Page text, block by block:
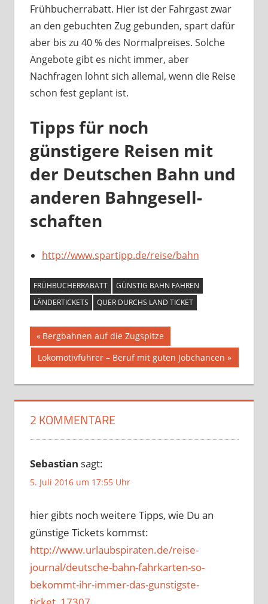
Frühbucherrabatt. Hier ist der Fahrgast zwar
an den gebuchten Zug gebunden, spart dafür
aber bis zu 40 % des Normalpreises. Solche
Angebote gibt es nicht immer, aber
Nachfragen lohnt sich allemal, wenn die Reise
schon fest geplant ist.
Tipps für noch
günstigere Reisen mit
der Deutschen Bahn und
anderen Bahn­gesell­
schaften
http://www.spartipp.de/reise/bahn
FRÜHBUCHERRABATT
GÜNSTIG BAHN FAHREN
LÄNDERTICKETS
QUER DURCHS LAND TICKET
Beitragsnavigation
Vorheriger
Beitrag:
Bergbahnen auf die Zugspitze
Nächster
Beitrag:
Lokomotivführer – Beruf mit guten Jobchancen
2 KOMMENTARE
Sebastian sagt:
5. Juli 2016 um 17:55 Uhr
hier gibts noch weitere Tipps, wie Du an
günstige Tickets kommst:
http://www.urlaubspiraten.de/reise-
journal/deutsche-bahn-fahrkarten-so-
bekommt-ihr-immer-das-gunstigste-